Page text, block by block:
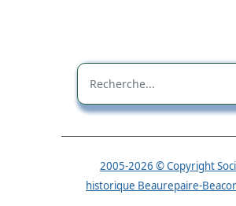
2005-2026 © Copyright
historique Beaurepaire-